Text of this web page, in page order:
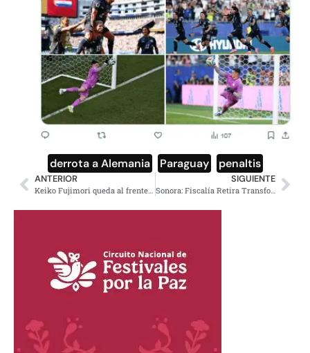
derrota a Alemania Paraguay penaltis
ANTERIOR
Keiko Fujimori queda al frente de la carrera presidencial en Perú
SIGUIENTE
Sonora: Fiscalía Retira Transformador tras Tragedia en Waldo’s